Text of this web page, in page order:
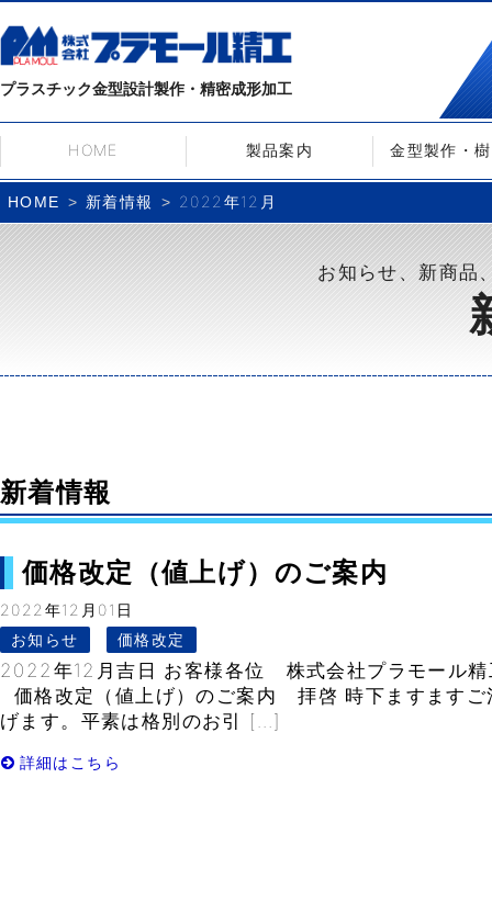
プラスチック金型設計製作・精密成形加工
HOME 製品案内 金型製作・
HOME 新着情報 2022年12月
お知らせ、新商品
新着情報
価格改定（値上げ）のご案内
2022年12月01日
お知らせ
価格改定
2022年12月吉日 お客様各位 株式会社プラモール
価格改定（値上げ）のご案内 拝啓 時下ますますご
げます。平素は格別のお引 […]
詳細はこちら